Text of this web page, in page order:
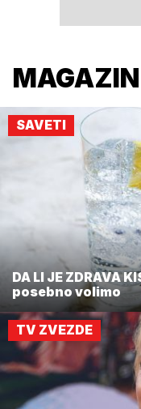
MAGAZIN
SAVETI
DA LI JE ZDRAVA
posebno volimo
TV ZVEZDE